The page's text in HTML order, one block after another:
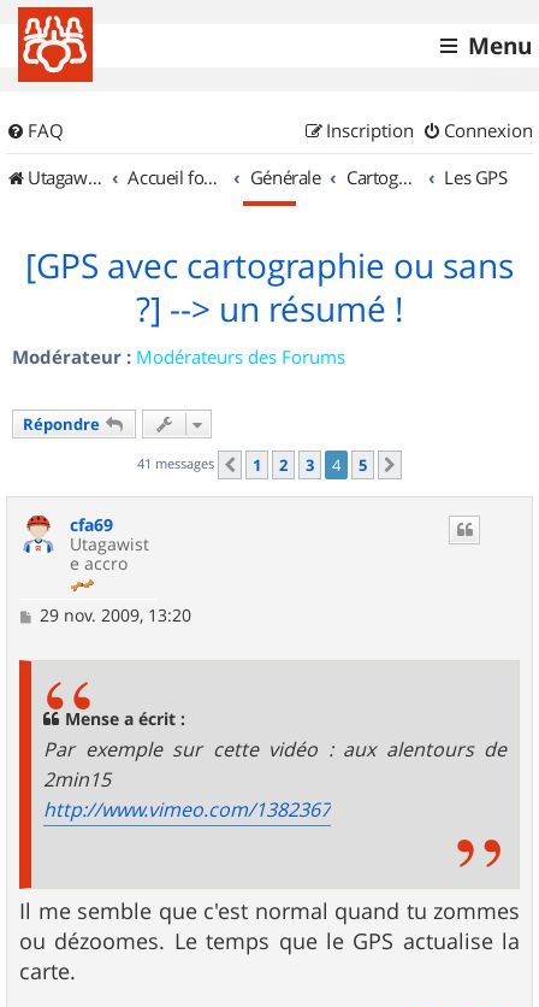
Menu
FAQ Connexion
Inscription
UtagawaVTT (Randos VTT et VTTAE avec traces GPS)
Accueil forum Générale Cartographie et GPS Les GPS
[GPS avec cartographie ou sans
?] --> un résumé !
Modérateur : Modérateurs des Forums
Répondre
41 messages Précédent
1 2 3 4 5
cfa69
Utagawist
e accro
M
29 nov. 2009, 13:20
Mense a écrit :
Par exemple sur cette vidéo : aux alentours de
2min15
http://www.vimeo.com/1382367
Il me semble que c'est normal quand tu zommes
ou dézoomes. Le temps que le GPS actualise la
carte.